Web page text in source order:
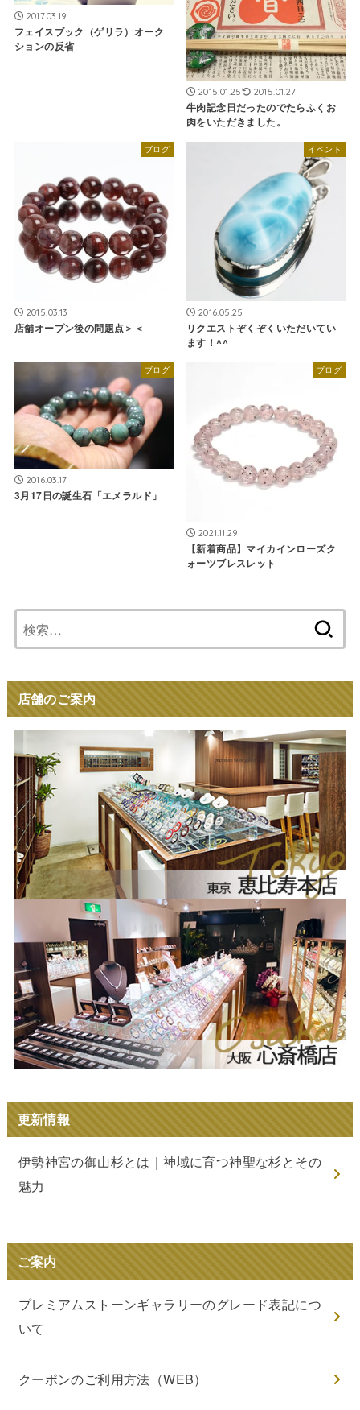
2017.03.19
フェイスブック（ゲリラ）オーク
ションの反省
2015.01.25 2015.01.27
牛肉記念日だったのでたらふくお
肉をいただきました。
ブログ
2015.03.13
店舗オープン後の問題点＞＜
イベント
2016.05.25
リクエストぞくぞくいただいてい
ます！^^
ブログ
2016.03.17
3月17日の誕生石「エメラルド」
ブログ
2021.11.29
【新着商品】マイカインローズク
ォーツブレスレット
索:
店舗のご案内
更新情報
伊勢神宮の御山杉とは｜神域に育つ神聖な杉とその
魅力
ご案内
プレミアムストーンギャラリーのグレード表記につ
いて
クーポンのご利用方法（WEB）